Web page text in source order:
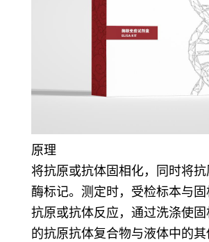
原理
将抗原或抗体固相化，同时将
酶标记。测定时，受检标本与
抗原或抗体反应，通过洗涤使
的抗原抗体复合物与液体中的其